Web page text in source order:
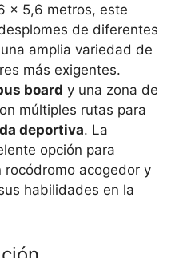
x 5,6 metros, este
de diferentes
amplia variedad de
más exigentes.
board y una zona de
múltiples rutas para
deportiva. La
opción para
rocódromo acogedor y
habilidades en la